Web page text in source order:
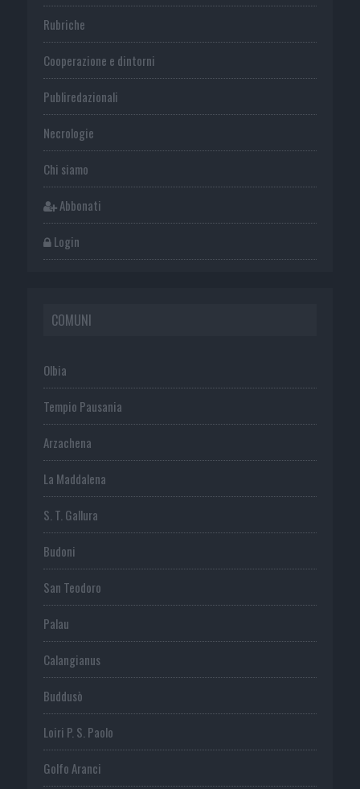
Rubriche
Cooperazione e dintorni
Publiredazionali
Necrologie
Chi siamo
Abbonati
Login
COMUNI
Olbia
Tempio Pausania
Arzachena
La Maddalena
S. T. Gallura
Budoni
San Teodoro
Palau
Calangianus
Buddusò
Loiri P. S. Paolo
Golfo Aranci